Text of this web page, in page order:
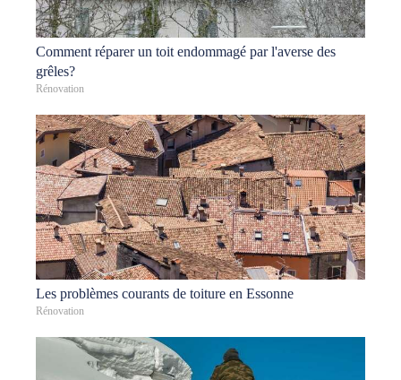
Comment réparer un toit endommagé par l'averse des
grêles?
Rénovation
Les problèmes courants de toiture en Essonne
Rénovation